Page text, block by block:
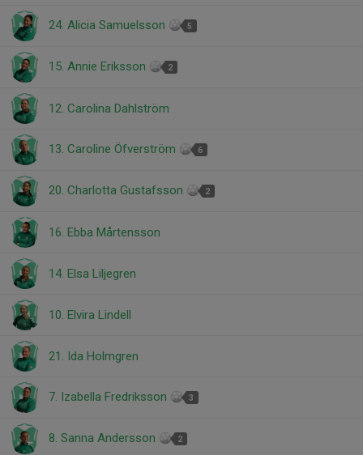
24. Alicia Samuelsson 5
15. Annie Eriksson 2
12. Carolina Dahlström
13. Caroline Öfverström 6
20. Charlotta Gustafsson 2
16. Ebba Mårtensson
14. Elsa Liljegren
10. Elvira Lindell
21. Ida Holmgren
7. Izabella Fredriksson 3
8. Sanna Andersson 2